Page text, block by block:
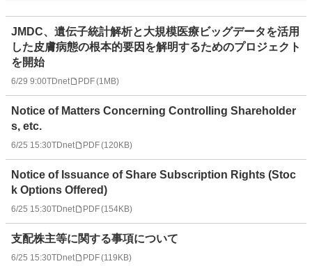
JMDC、遺伝子統計解析と大規模医療ビッグデータを活用
した皮膚病態の根本的要因を解明するためのプロジェクト
を開始
6/29 9:00TDnet PDF(1MB)
Notice of Matters Concerning Controlling Shareholder
s, etc.
6/25 15:30TDnet PDF(120KB)
Notice of Issuance of Share Subscription Rights (Stoc
k Options Offered)
6/25 15:30TDnet PDF(154KB)
支配株主等に関する事項について
6/25 15:30TDnet PDF(119KB)